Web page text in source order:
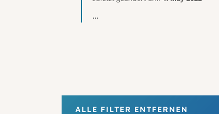
...
ALLE FILTER ENTFERNEN